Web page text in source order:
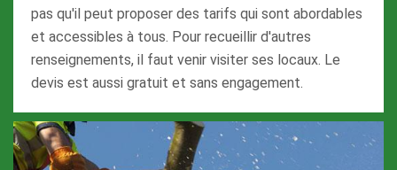
pas qu'il peut proposer des tarifs qui sont abordables
et accessibles à tous. Pour recueillir d'autres
renseignements, il faut venir visiter ses locaux. Le
devis est aussi gratuit et sans engagement.